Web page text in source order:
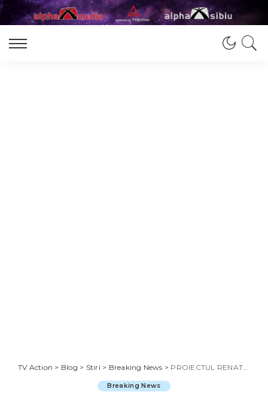
TV Action > Blog > Stiri > Breaking News > PROIECTUL RENATURARE A LUNCII DUNĂRII CARE VIZEAZĂ LUNCA DUNĂRII SE VA FINALIZA ÎN APRILIE 2016
Breaking News